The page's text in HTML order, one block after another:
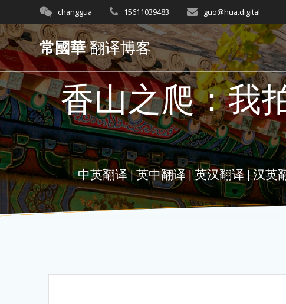
to
content
changgua 15611039483 guo@hua.digital
常國華翻译博客
香山之爬：我
中英翻译 | 英中翻译 | 英汉翻译 | 汉英